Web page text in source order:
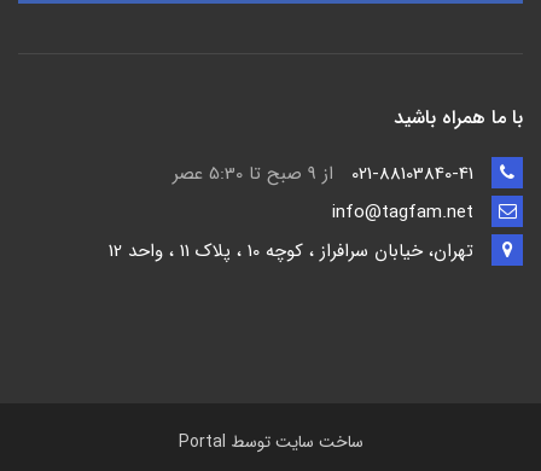
با ما همراه باشید
از 9 صبح تا 5:30 عصر
تهران، خیابان سرافراز ، کوچه 10 ، پلاک 11 ، واحد 12
ساخت سایت توسط Portal